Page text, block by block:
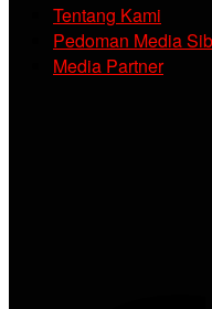
Tentang Kami
Pedoman Media
Media Partner